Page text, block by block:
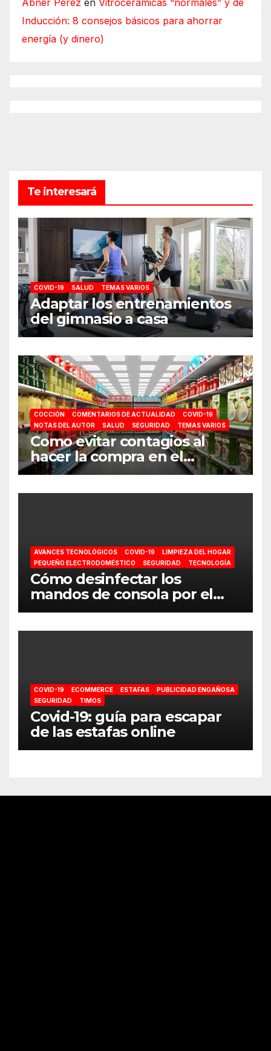
Inducción: 8 consejos básicos para ahorrar
energía (y dinero)
Te interesará
COVID-19 SALUD TEMAS VARIOS
Adaptar los entrenamientos
del gimnasio a casa
COCCIÓN COMENTARIOS DE ACTUALIDAD
COVID-19
NOTAS DEL AUTOR
SALUD SEGURIDAD TEMAS VARIOS
Como evitar contagios al
hacer la compra en el
supermercado
AVANCES TECNOLÓGICOS COVID-19
LIMPIEZA DEL HOGAR
PEQUEÑO ELECTRODOMÉSTICO
SEGURIDAD TECNOLOGÍA
Cómo desinfectar los
mandos de consola por el
coronavirus
COVID-19 ECOMMERCE ESTAFAS
PUBLICIDAD ENGAÑOSA
SEGURIDAD
TIMOS
Covid-19: guía para escapar
de las estafas online